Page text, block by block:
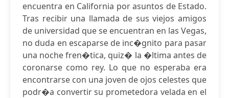
encuentra en California por asuntos de Estado.
Tras recibir una llamada de sus viejos amigos
de universidad que se encuentran en las Vegas,
no duda en escaparse de inc�gnito para pasar
una noche fren�tica, quiz� la �ltima antes de
coronarse como rey. Lo que no esperaba era
encontrarse con una joven de ojos celestes que
podr�a convertir su prometedora velada en el